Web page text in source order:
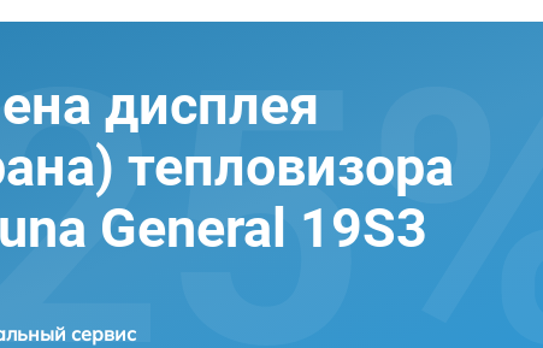
дисплея
тепловизора
General 19S3
сервис